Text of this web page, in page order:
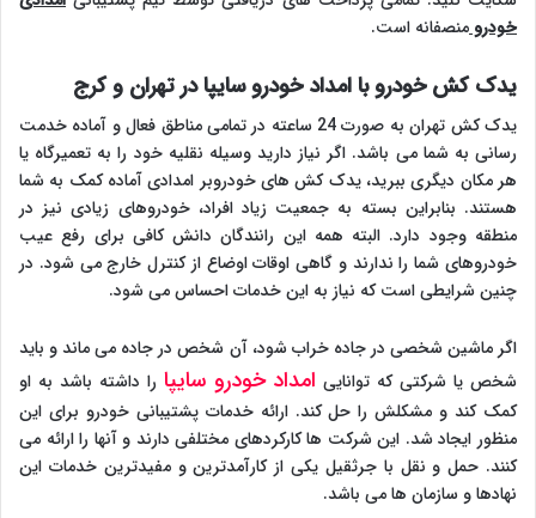
خودرومنصفانه است.
یدک کش خودرو با امداد خودرو سایپا در تهران و کرج
یدک کش تهران به صورت 24 ساعته در تمامی مناطق فعال و آماده خدمت
رسانی به شما می باشد. اگر نیاز دارید وسیله نقلیه خود را به تعمیرگاه یا
هر مکان دیگری ببرید، یدک کش های خودروبر امدادی آماده کمک به شما
هستند. بنابراین بسته به جمعیت زیاد افراد، خودروهای زیادی نیز در
منطقه وجود دارد. البته همه این رانندگان دانش کافی برای رفع عیب
خودروهای شما را ندارند و گاهی اوقات اوضاع از کنترل خارج می شود. در
چنین شرایطی است که نیاز به این خدمات احساس می شود.
اگر ماشین شخصی در جاده خراب شود، آن شخص در جاده می ماند و باید
شخص یا شرکتی که توانایی امداد خودرو سایپا را داشته باشد به او
کمک کند و مشکلش را حل کند. ارائه خدمات پشتیبانی خودرو برای این
منظور ایجاد شد. این شرکت ها کارکردهای مختلفی دارند و آنها را ارائه می
کنند. حمل و نقل با جرثقیل یکی از کارآمدترین و مفیدترین خدمات این
نهادها و سازمان ها می باشد.